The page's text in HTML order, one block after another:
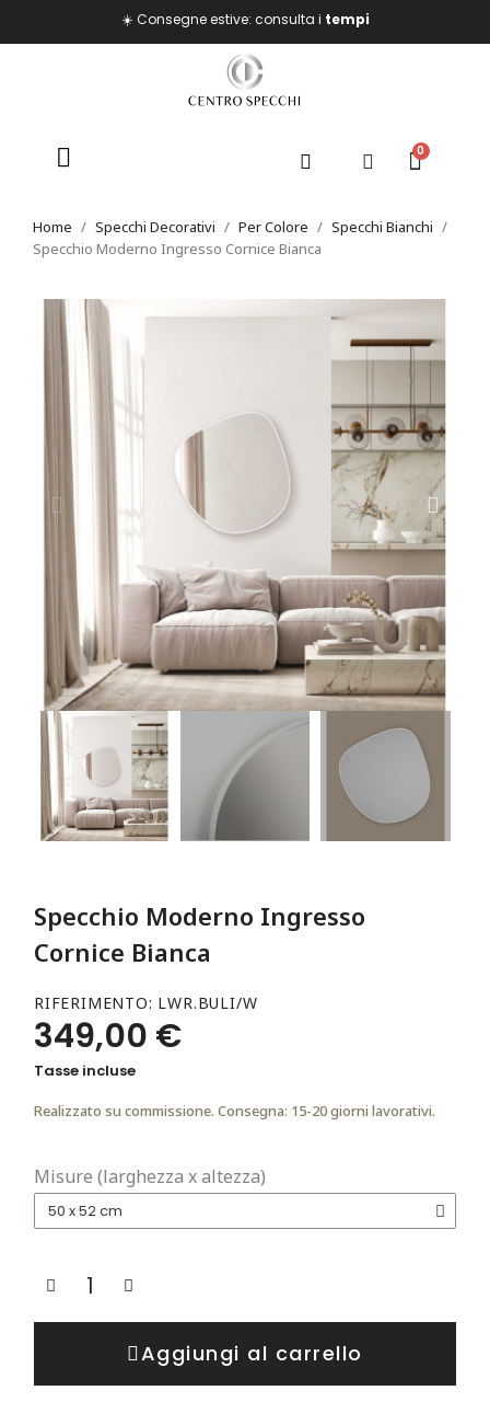
☀️ Consegne estive: consulta i tempi
Home Specchi Decorativi Per Colore
Specchi Bianchi
Specchio Moderno Ingresso Cornice Bianca
Specchio Moderno Ingresso
Cornice Bianca
RIFERIMENTO LWR.BULI/W
349,00 €
Tasse incluse
Realizzato su commissione. Consegna: 15-20 giorni lavorativi.
Misure (larghezza x altezza)
Aggiungi al carrello